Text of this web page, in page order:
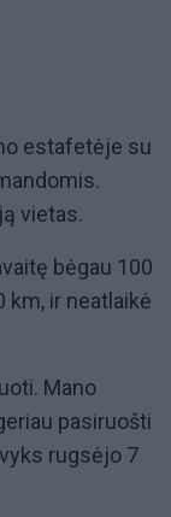
estafetėje su
vietas.
bėgau 100
km, ir neatlaikė
Mano
pasiruošti
rugsėjo 7